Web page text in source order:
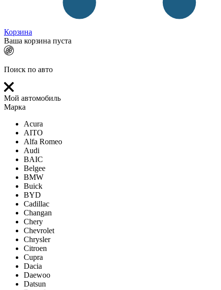
Корзина
Ваша корзина пуста
Поиск по авто
Мой автомобиль
Марка
Acura
AITO
Alfa Romeo
Audi
BAIC
Belgee
BMW
Buick
BYD
Cadillac
Changan
Chery
Chevrolet
Chrysler
Citroen
Cupra
Dacia
Daewoo
Datsun